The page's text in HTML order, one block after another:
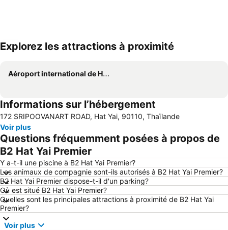
Explorez les attractions à proximité
Aéroport international de Hat Yai
Informations sur l’hébergement
172 SRIPOOVANART ROAD, Hat Yai, 90110, Thaïlande
Voir plus
Questions fréquemment posées à propos de
B2 Hat Yai Premier
Y a-t-il une piscine à B2 Hat Yai Premier?
Les animaux de compagnie sont-ils autorisés à B2 Hat Yai Premier?
B2 Hat Yai Premier dispose-t-il d'un parking?
Où est situé B2 Hat Yai Premier?
Quelles sont les principales attractions à proximité de B2 Hat Yai
Premier?
Voir plus